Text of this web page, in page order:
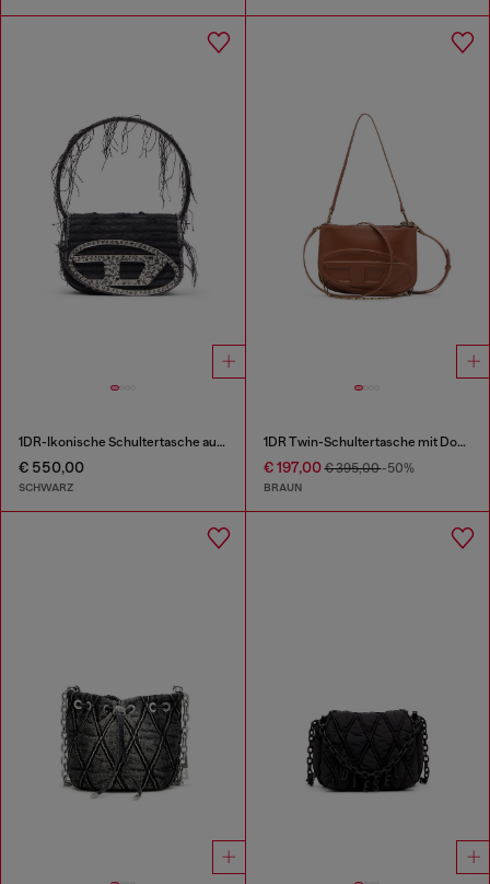
1DR-Ikonische Schultertasche aus Canvas und Leder
€ 550,00
SCHWARZ
1DR Twin-Schultertasche mit Doppelfach aus Pull-up-Leder.
€ 197,00€ 395,00-50%
BRAUN